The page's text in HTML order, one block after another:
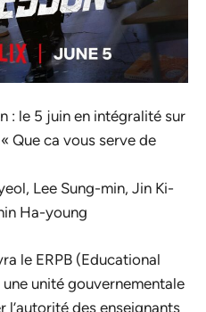
: le 5 juin en intégralité sur
Que ca vous serve de
Lee Sung-min, Jin Ki-
Ha-young
le ERPB (Educational
unité gouvernementale
des enseignants